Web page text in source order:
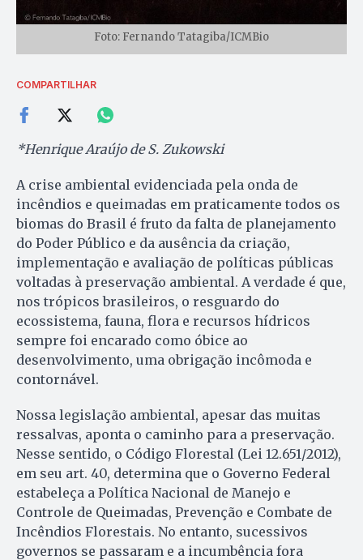
Foto: Fernando Tatagiba/ICMBio
COMPARTILHAR
*Henrique Araújo de S. Zukowski
A crise ambiental evidenciada pela onda de
incêndios e queimadas em praticamente todos os
biomas do Brasil é fruto da falta de planejamento
do Poder Público e da ausência da criação,
implementação e avaliação de políticas públicas
voltadas à preservação ambiental. A verdade é que,
nos trópicos brasileiros, o resguardo do
ecossistema, fauna, flora e recursos hídricos
sempre foi encarado como óbice ao
desenvolvimento, uma obrigação incômoda e
contornável.
Nossa legislação ambiental, apesar das muitas
ressalvas, aponta o caminho para a preservação.
Nesse sentido, o Código Florestal (Lei 12.651/2012),
em seu art. 40, determina que o Governo Federal
estabeleça a Política Nacional de Manejo e
Controle de Queimadas, Prevenção e Combate de
Incêndios Florestais. No entanto, sucessivos
governos se passaram e a incumbência fora